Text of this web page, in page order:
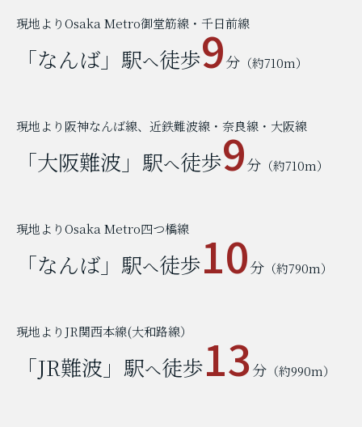
現地よりOsaka Metro御堂筋線・千日前線
「なんば」駅へ徒歩9分 （約710m）
現地より阪神なんば線、近鉄難波線・奈良線・大阪線
「大阪難波」駅へ徒歩9分 （約710m）
現地よりOsaka Metro四つ橋線
「なんば」駅へ徒歩10分 （約790m）
現地よりJR関西本線(大和路線）
「JR難波」駅へ徒歩13分 （約990m）